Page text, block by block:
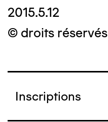
2015.5.12
© droits réservés
Inscriptions